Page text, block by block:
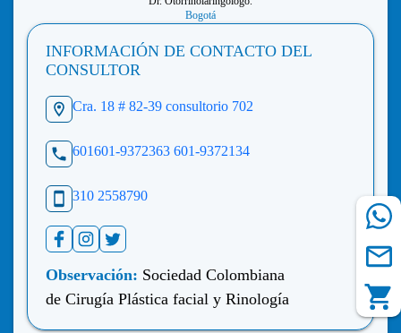
Bogotá
INFORMACIÓN DE CONTACTO DEL
CONSULTOR
Cra. 18 # 82-39 consultorio 702
601601-9372363 601-9372134
310 2558790
Observación: Sociedad Colombiana
de Cirugía Plástica facial y Rinología